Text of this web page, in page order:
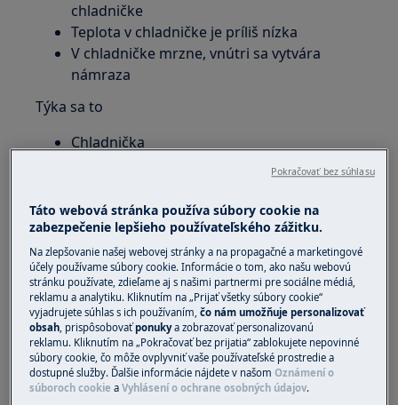
chladničke
Teplota v chladničke je príliš nízka
V chladničke mrzne, vnútri sa vytvára
námraza
Týka sa to
Chladnička
1. Skontrolujte, či spotrebič správne chladí
Odmerajte teplotu teplomerom
ponoreným v pohári vody, ktorý umiestnite
do vnútra chladničky.
Ak je teplota v rozmedzí +4 až +5 °C,
chladnička funguje správne.
Vnútorná teplota potravín je dôležitejšia
ako teplota vzduchu vo vnútri chladničky,
Táto webová stránka používa súbory cookie na
zabezpečenie lepšieho používateľského zážitku.
Na zlepšovanie našej webovej stránky a na propagačné a marketingové
účely používame súbory cookie. Informácie o tom, ako našu webovú
stránku používate, zdieľame aj s našimi partnermi pre sociálne médiá,
reklamu a analytiku. Kliknutím na „Prijať všetky súbory cookie“
vyjadrujete súhlas s ich používaním,čo nám umožňuje personalizovať
obsah, prispôsobovaťponukya zobrazovať personalizovanú
reklamu. Kliknutím na „Pokračovať bez prijatia“ zablokujete nepovinné
súbory cookie, čo môže ovplyvniť vaše používateľské prostredie a
dostupné služby. Ďalšie informácie nájdete v našomOznámení o
súboroch cookie aVyhlásení o ochrane osobných údajov.
Pokračovať bez súhlasu